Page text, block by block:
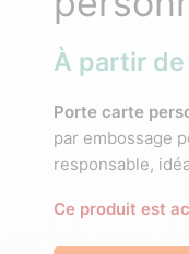
À partir de
Porte carte
par embossage
responsable,
Ce produit est